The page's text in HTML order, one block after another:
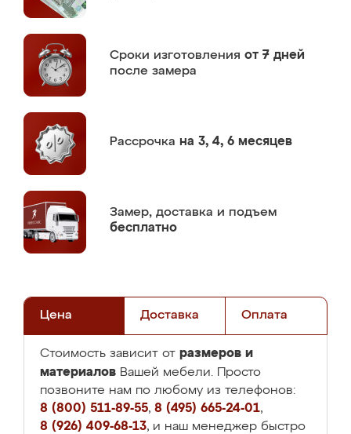
Сроки изготовления от 7 дней
после замера
Рассрочка на 3, 4, 6 месяцев
Замер, доставка и подъем
бесплатно
Цена Доставка Оплата
Стоимость зависит от размеров и
материалов Вашей мебели. Просто
позвоните нам по любому из телефонов:
8 (800) 511-89-55, 8 (495) 665-24-01,
8 (926) 409-68-13, и наш менеджер быстро